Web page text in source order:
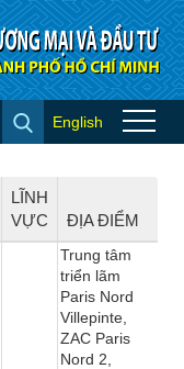
English
LĨNH
VỰC
ĐỊA ĐIỂM
Trung tâm
triển lãm
Paris Nord
Villepinte,
ZAC Paris
Nord 2,